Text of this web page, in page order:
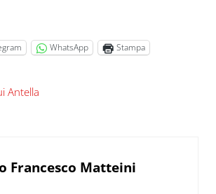
WhatsApp Stampa
Antella
Francesco Matteini